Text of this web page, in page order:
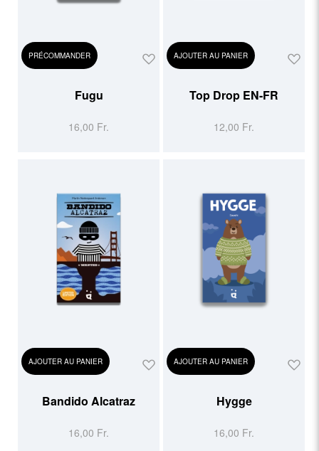
PRÉCOMMANDER
Fugu
16,00 Fr.
AJOUTER AU PANIER
Top Drop EN-FR
12,00 Fr.
AJOUTER AU PANIER
Bandido Alcatraz
16,00 Fr.
AJOUTER AU PANIER
Hygge
16,00 Fr.